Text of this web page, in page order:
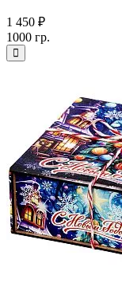
1 450 ₽
1000 гр.